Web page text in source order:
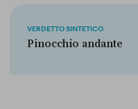
VERDETTO SINTETICO
Pinocchio andante